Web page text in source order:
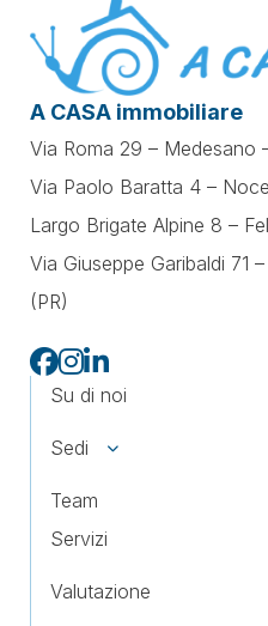
A CASA immobiliare
Via Roma 29 – Medesano
Via Paolo Baratta 4 –
Largo Brigate Alpine 8 –
Via Giuseppe Garibaldi 71 –
(PR)
Su di noi
Sedi
Team
Servizi
Valutazione